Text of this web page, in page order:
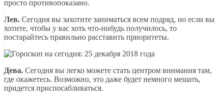
просто противопоказано.
Лев. Сегодня вы захотите заниматься всем подряд, но если вы
хотите, чтобы у вас хоть что-нибудь получилось, то
постарайтесь правильно расставить приоритеты.
Дева. Сегодня вы легко можете стать центром внимания там,
где окажетесь. Возможно, это даже будет немного мешать,
придется приспосабливаться.